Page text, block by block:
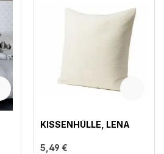
KISSENHÜLLE, LENA
5,49 €